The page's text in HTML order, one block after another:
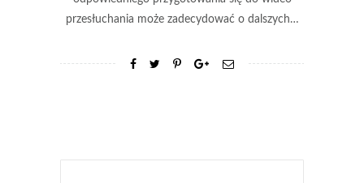
przesłuchania może zadecydować o dalszych…